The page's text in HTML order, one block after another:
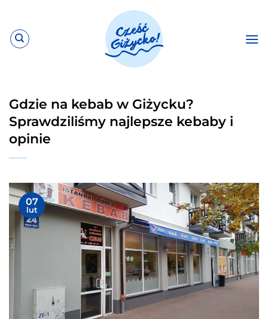
zawartości
Gdzie na kebab w Giżycku?
Sprawdziliśmy najlepsze kebaby i
opinie
07
lut